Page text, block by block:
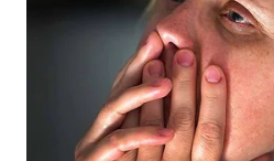
WAHANA
PERSONA